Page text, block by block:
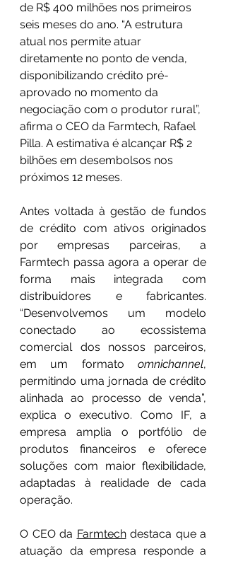
de R$ 400 milhões nos primeiros
seis meses do ano. “A estrutura
atual nos permite atuar
diretamente no ponto de venda,
disponibilizando crédito pré-
aprovado no momento da
negociação com o produtor rural”,
afirma o CEO da Farmtech, Rafael
Pilla. A estimativa é alcançar R$ 2
bilhões em desembolsos nos
próximos 12 meses.
Antes voltada à gestão de fundos
de crédito com ativos originados
por empresas parceiras, a
Farmtech passa agora a operar de
forma mais integrada com
distribuidores e fabricantes.
“Desenvolvemos um modelo
conectado ao ecossistema
comercial dos nossos parceiros,
em um formato omnichannel,
permitindo uma jornada de crédito
alinhada ao processo de venda”,
explica o executivo. Como IF, a
empresa amplia o portfólio de
produtos financeiros e oferece
soluções com maior flexibilidade,
adaptadas à realidade de cada
operação.
O CEO da Farmtech destaca que a
atuação da empresa responde a